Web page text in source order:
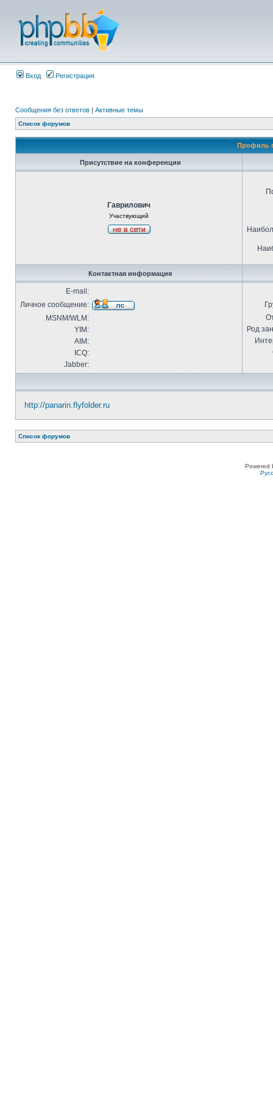
Вход Регистрация
Сообщения без ответов | Активные темы
Список форумов
Профиль
Присутствие на конференции
Гаврилович
Участвующий
Контактная информация
E-mail:
Личное сообщение:
MSNM/WLM:
YIM:
AIM:
ICQ:
Jabber:
Род
http://panarin.flyfolder.ru
Список форумов
Powered